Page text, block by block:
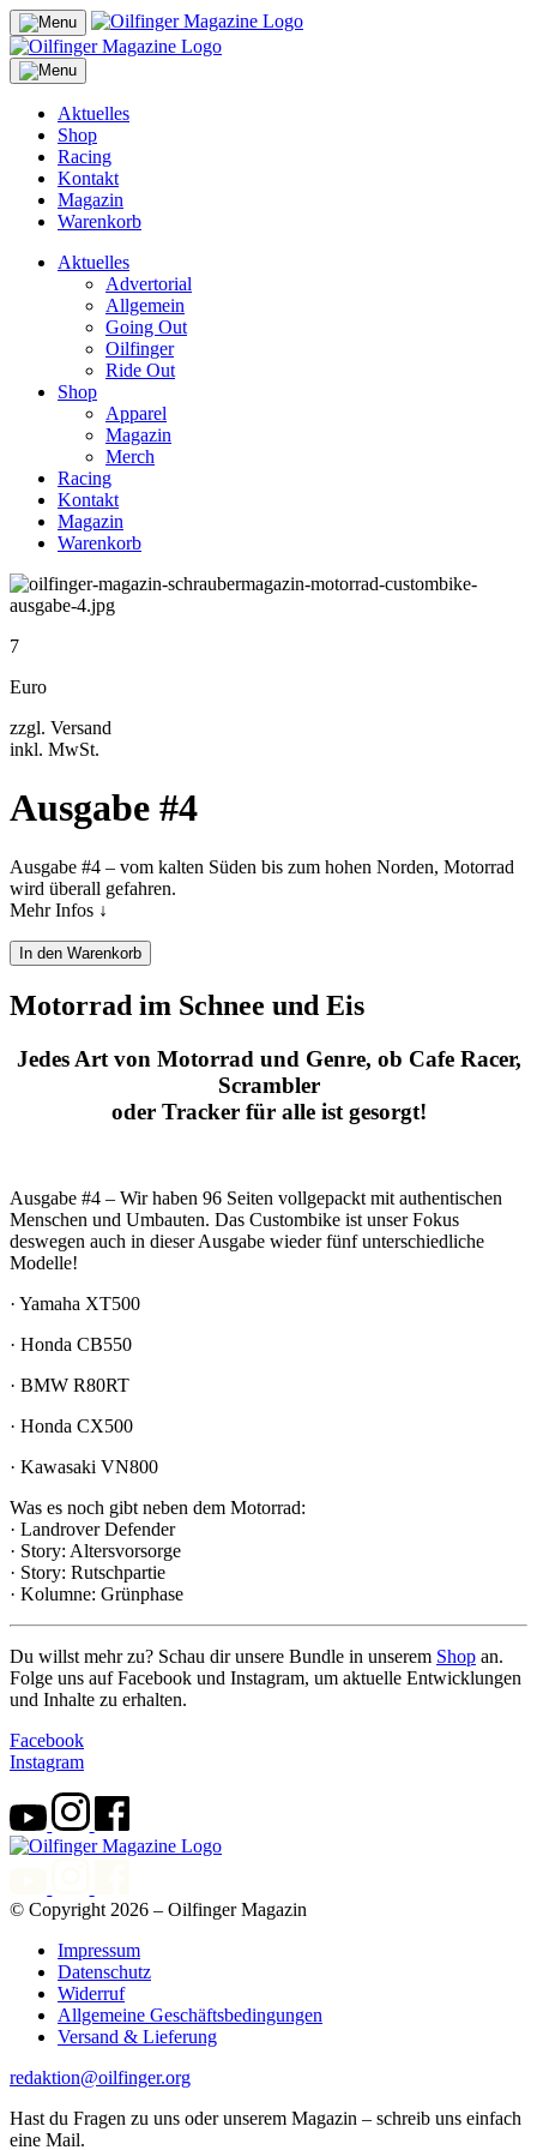
Aktuelles
Shop
Racing
Kontakt
Magazin
Warenkorb
Aktuelles
Advertorial
Allgemein
Going Out
Oilfinger
Ride Out
Shop
Apparel
Magazin
Merch
Racing
Kontakt
Magazin
Warenkorb
7
Euro
zzgl. Versand
inkl. MwSt.
Ausgabe #4
Ausgabe #4 – vom kalten Süden bis zum hohen Norden, Motorrad
wird überall gefahren.
Mehr Infos ↓
In den Warenkorb
Motorrad im Schnee und Eis
Jedes Art von Motorrad und Genre, ob Cafe Racer,
Scrambler
oder Tracker für alle ist gesorgt!
Ausgabe #4 – Wir haben 96 Seiten vollgepackt mit authentischen
Menschen und Umbauten. Das Custombike ist unser Fokus
deswegen auch in dieser Ausgabe wieder fünf unterschiedliche
Modelle!
· Yamaha XT500
· Honda CB550
· BMW R80RT
· Honda CX500
· Kawasaki VN800
Was es noch gibt neben dem Motorrad:
· Landrover Defender
· Story: Altersvorsorge
· Story: Rutschpartie
· Kolumne: Grünphase
Du willst mehr zu? Schau dir unsere Bundle in unserem Shop an.
Folge uns auf Facebook und Instagram, um aktuelle Entwicklungen
und Inhalte zu erhalten.
Facebook
Instagram
© Copyright 2026 – Oilfinger Magazin
Impressum
Datenschutz
Widerruf
Allgemeine Geschäftsbedingungen
Versand & Lieferung
redaktion@oilfinger.org
Hast du Fragen zu uns oder unserem Magazin – schreib uns einfach
eine Mail.